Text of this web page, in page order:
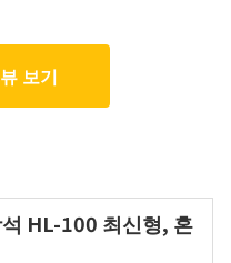
보기
HL-100 최신형, 혼